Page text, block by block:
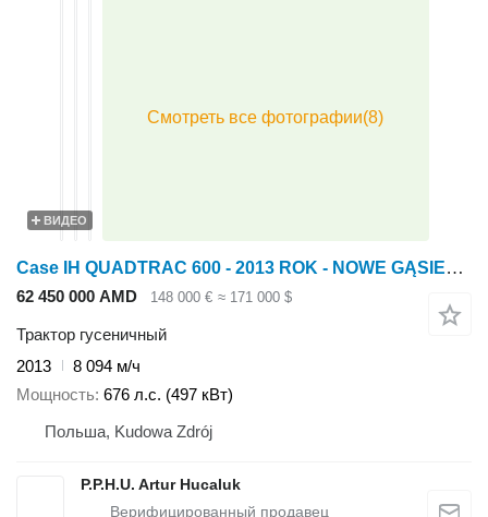
ВИДЕО
Case IH QUADTRAC 600 - 2013 ROK - NOWE GĄSIENICE - AUTOPILOT
62 450 000 AMD 148 000 € ≈ 171 000 $
Трактор гусеничный
2013
8 094 м/ч
Мощность 676 л.с. (497 кВт)
Польша, Kudowa Zdrój
P.P.H.U. Artur Hucaluk